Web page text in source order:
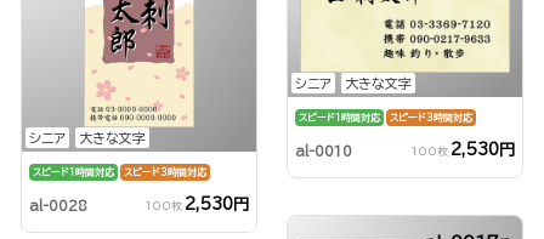
シニア 大きな文字
スピード1時間対応 スピード3時間対応
al-0028 100枚 2,530円
シニア 大きな文字
スピード1時間対応 スピード3時間対応
al-0010 100枚 2,530円